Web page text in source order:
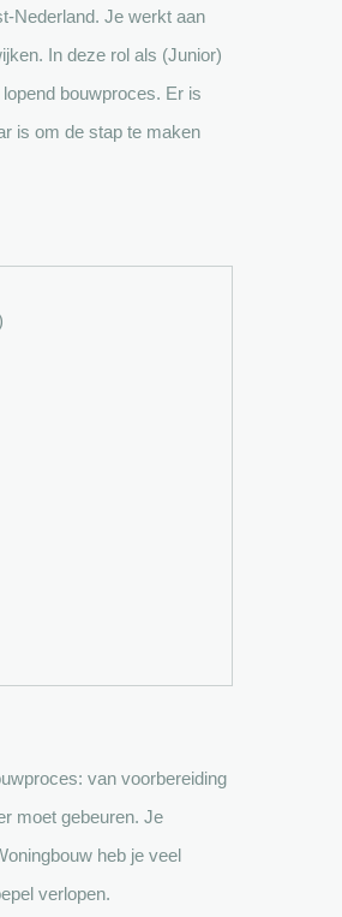
Nederland. Je werkt aan
In deze rol als (Junior)
bouwproces. Er is
is om de stap te maken
van voorbereiding
moet gebeuren. Je
heb je veel
verlopen.